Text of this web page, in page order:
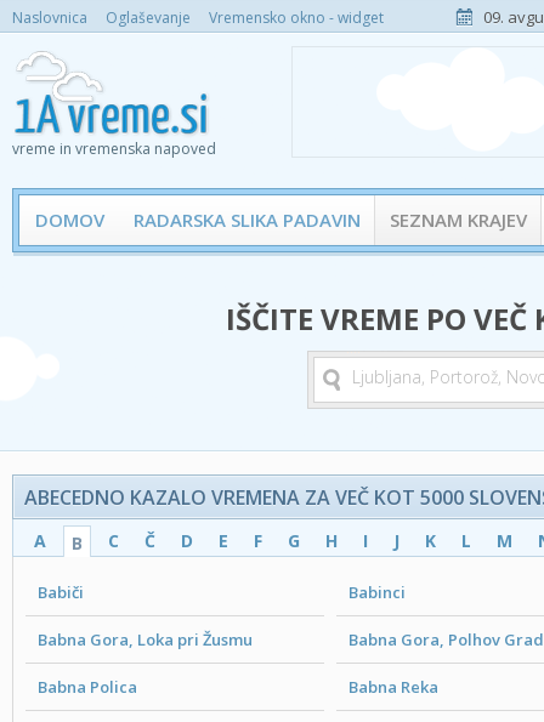
Naslovnica Oglaševanje Vremensko okno - widget 09.
vreme in vremenska napoved
DOMOV RADARSKA SLIKA PADAVIN SEZNAM KRAJEV
IŠČITE VREME PO
ABECEDNO KAZALO VREMENA ZA VEČ KOT 5000
A B C Č D E F G H I J K L M
Babiči Babinci
Babna Gora, Loka pri Žusmu Babna Gora, Polhov
Babna Polica Babna Reka